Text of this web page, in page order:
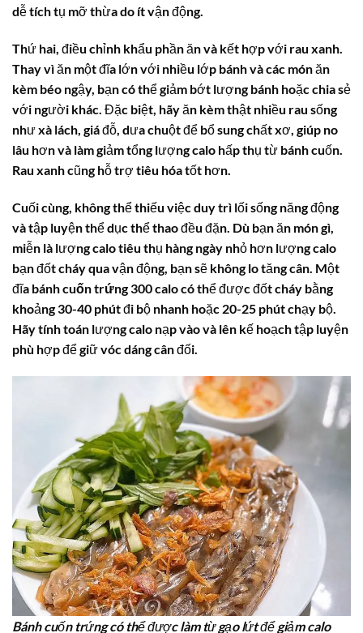
dễ tích tụ mỡ thừa do ít vận động.
Thứ hai, điều chỉnh khẩu phần ăn và kết hợp với rau xanh.
Thay vì ăn một đĩa lớn với nhiều lớp bánh và các món ăn
kèm béo ngậy, bạn có thể giảm bớt lượng bánh hoặc chia sẻ
với người khác. Đặc biệt, hãy ăn kèm thật nhiều rau sống
như xà lách, giá đỗ, dưa chuột để bổ sung chất xơ, giúp no
lâu hơn và làm giảm tổng lượng calo hấp thụ từ bánh cuốn.
Rau xanh cũng hỗ trợ tiêu hóa tốt hơn.
Cuối cùng, không thể thiếu việc duy trì lối sống năng động
và tập luyện thể dục thể thao đều đặn. Dù bạn ăn món gì,
miễn là lượng calo tiêu thụ hàng ngày nhỏ hơn lượng calo
bạn đốt cháy qua vận động, bạn sẽ không lo tăng cân. Một
đĩa bánh cuốn trứng300 calo có thể được đốt cháy bằng
khoảng 30-40 phút đi bộ nhanh hoặc 20-25 phút chạy bộ.
Hãy tính toán lượng calo nạp vào và lên kế hoạch tập luyện
phù hợp để giữ vóc dáng cân đối.
Bánh cuốn trứng có thể được làm từ gạo lứt để giảm calo